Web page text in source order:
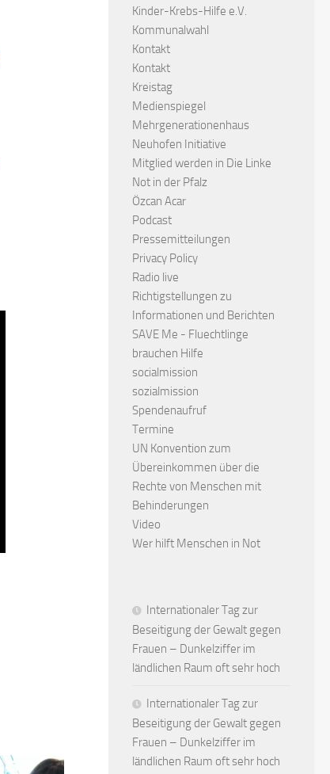
Kinder-Krebs-Hilfe e.V.
Kommunalwahl
Kontakt
Kontakt
Kreistag
Medienspiegel
Mehrgenerationenhaus
Neuhofen Initiative
Mitglied werden in Die Linke
Not in der Pfalz
Özcan Acar
Podcast
Pressemitteilungen
Privacy Policy
Radio live
Richtigstellungen zu
Informationen und Berichten
SAVE Me - Fluechtlinge
brauchen Hilfe
socialmission
sozialmission
Spendenaufruf
Termine
UN Konvention zum
Übereinkommen über die
Rechte von Menschen mit
Behinderungen
Video
Wer hilft Menschen in Not
Internationaler Tag zur
Beseitigung der Gewalt gegen
Frauen – Dunkelziffer im
ländlichen Raum oft sehr hoch
Internationaler Tag zur
Beseitigung der Gewalt gegen
Frauen – Dunkelziffer im
ländlichen Raum oft sehr hoch